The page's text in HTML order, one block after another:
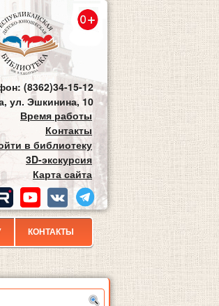
(8362)34-15-12
ул. Эшкинина, 10
Время работы
Контакты
в библиотеку
3D-экскурсия
Карта сайта
КОНТАКТЫ